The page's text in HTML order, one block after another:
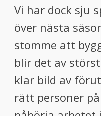
Vi har dock sju
över nästa
stomme att
blir det av
klar bild av
rätt personer